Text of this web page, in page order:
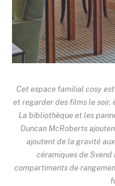
Cet espace familial cosy
et regarder des films le soir,
La bibliothèque et les
Duncan McRoberts
ajoutent de la gravité
céramiques de Svend
compartiments de